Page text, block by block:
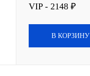
VIP - 2148 ₽
В КОРЗИНУ